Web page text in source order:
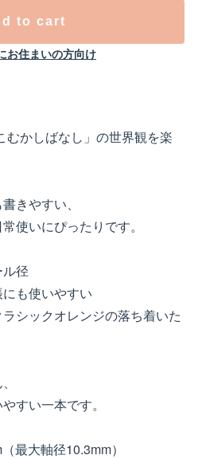
to cart
お住まいの方向け
むかしばなし」の世界観を楽
きやすい、
使いにぴったりです。
径
も使いやすい
シックオレンジの落ち着いた
すい一本です。
最大軸径10.3mm）